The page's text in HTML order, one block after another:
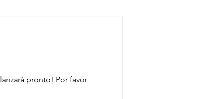
pronto! Por favor